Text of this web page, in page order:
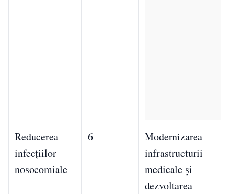
Reducerea
infecțiilor
nosocomiale
6
Modernizarea
infrastructurii
medicale și
dezvoltarea